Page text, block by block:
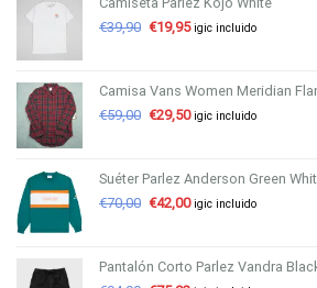
€39,90 €19,95 igic incluido
Camisa Vans Women Meridian
€59,00 €29,50 igic incluido
Suéter Parlez Anderson Green
€70,00 €42,00 igic incluido
Pantalón Corto Parlez Vandra